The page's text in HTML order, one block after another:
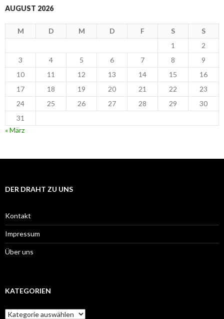
AUGUST 2026
M D M D F S
S
1
2
3
4 5 6 7 8
9
10
11 12 13 14 15
16
17
18 19 20 21 22
23
24
25 26 27 28 29
30
31
« März
DER DRAHT ZU UNS
Kontakt
Impressum
Über uns
KATEGORIEN
Kategorien